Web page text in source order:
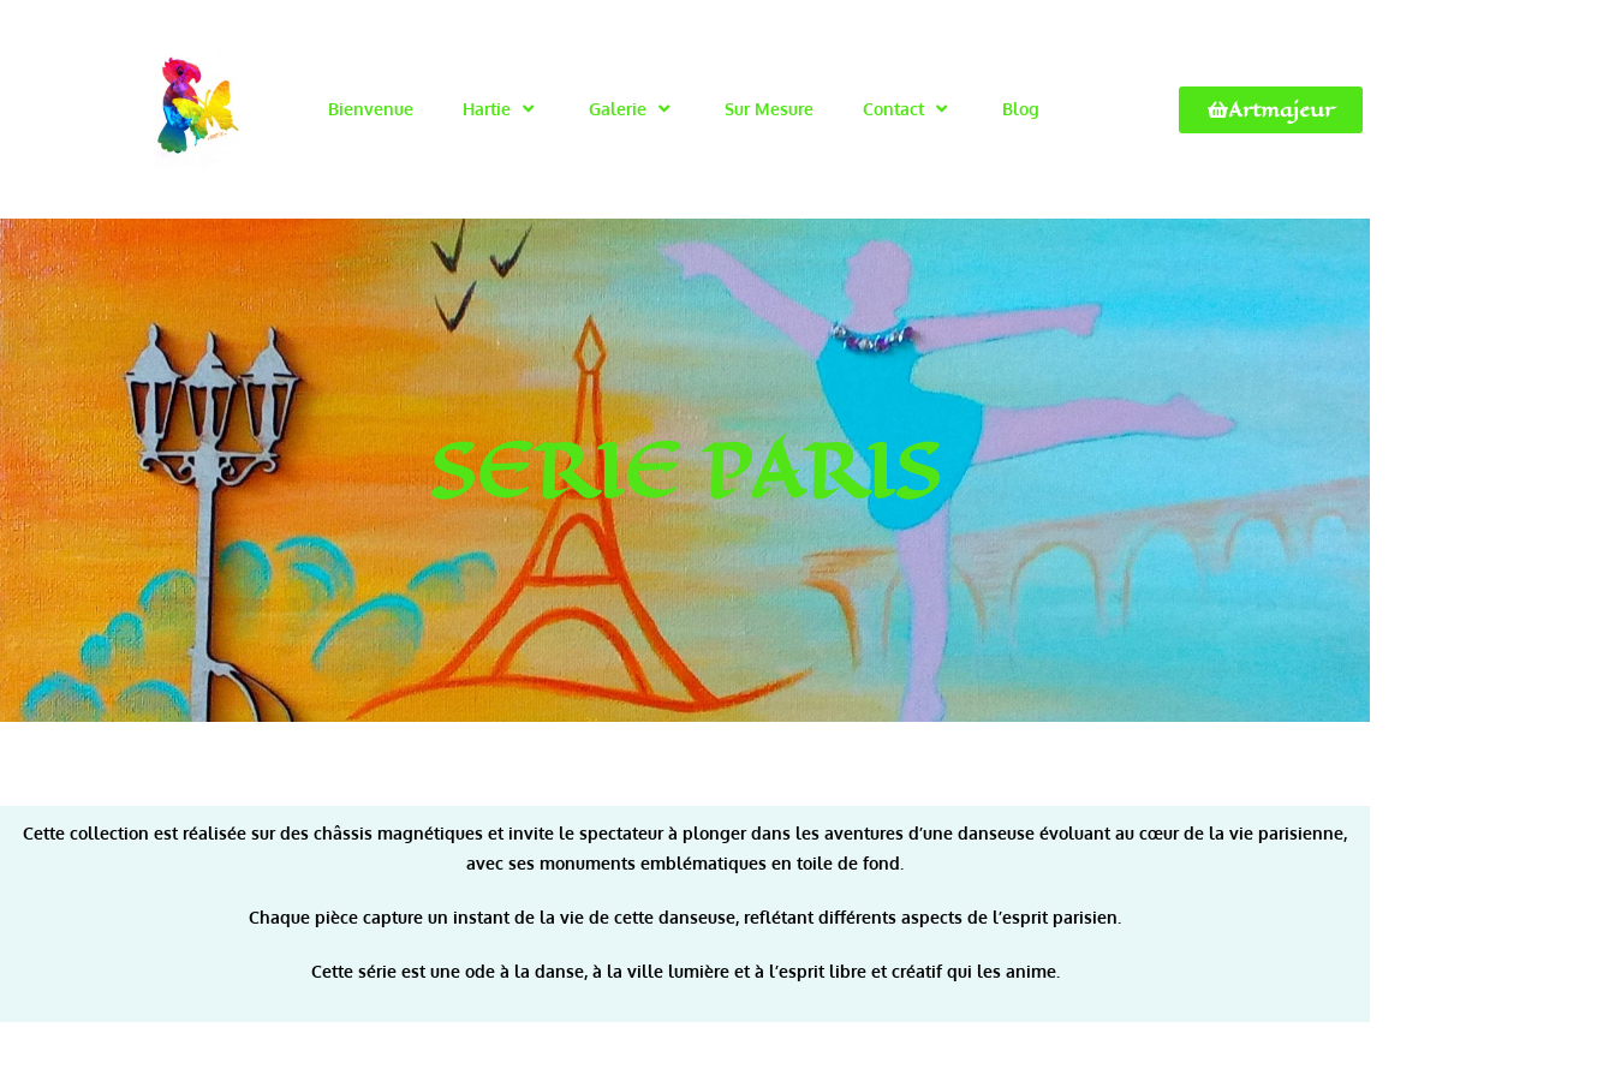
Bienvenue Hartie Galerie Sur Mesure Contact Blog Artmajeur
SERIE PARIS
Cette collection est réalisée sur des châssis magnétiques et invite le spectateur à plonger dans les aventures d’une danseuse évoluant au cœur de la vie parisienne,
avec ses monuments emblématiques en toile de fond.
Chaque pièce capture un instant de la vie de cette danseuse, reflétant différents aspects de l’esprit parisien.
Cette série est une ode à la danse, à la ville lumière et à l’esprit libre et créatif qui les anime.